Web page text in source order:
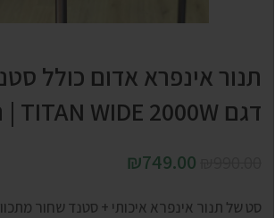
תנור אינפרא אדום כולל
דגם TITAN WIDE 2000W | נירוסטה
₪749.00
סט של תנור אינפרא איכותי + סטנד שחור